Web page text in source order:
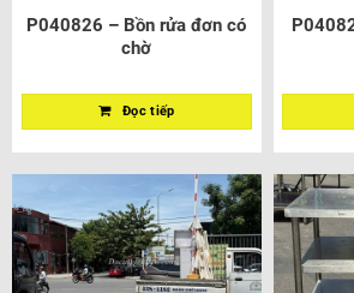
P040826 – Bồn rửa đơn có
chờ
Đọc tiếp